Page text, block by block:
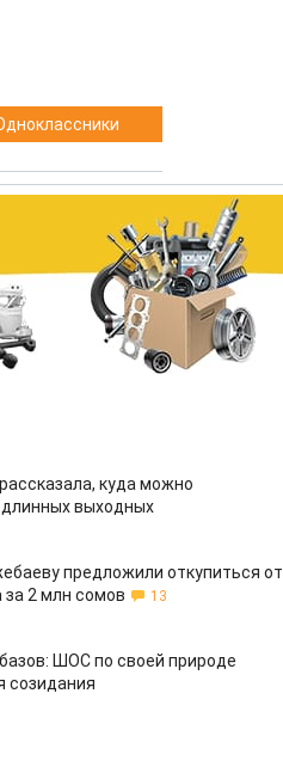
куда можно
выходных
предложили откупиться от
за 2 млн сомов
13
ШОС по своей природе
созидания